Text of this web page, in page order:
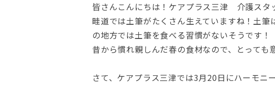
皆さんこんにちは！ケアプラス三津 介護スタ
畦道では土筆がたくさん生えていますね！土
の地方では土筆を食べる習慣がないそうです！
昔から慣れ親しんだ春の食材なので、とっても
さて、ケアプラス三津では3月20日にハーモニ